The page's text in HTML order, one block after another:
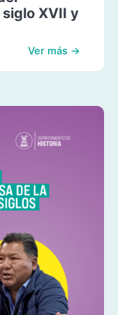
XVII y
Ver más →